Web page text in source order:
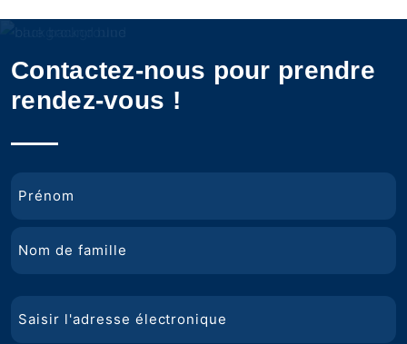
Contactez-nous pour prendre
rendez-vous !
de